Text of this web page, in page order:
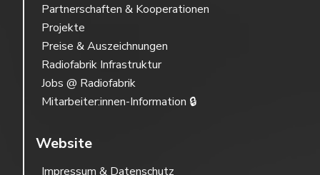
Partnerschaften & Kooperationen
Projekte
Preise & Auszeichnungen
Radiofabrik Infrastruktur
Jobs @ Radiofabrik
Mitarbeiter:innen-Information 🔒
Website
Impressum & Datenschutz